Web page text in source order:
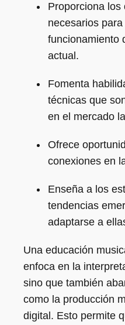
Proporciona los
necesarios para
funcionamiento
actual.
Fomenta
técnicas que
en el mercado
Ofrece
conexiones en
Enseña a los
tendencias
adaptarse a
Una educación
enfoca en la
sino que también
como la producción
digital. Esto permite